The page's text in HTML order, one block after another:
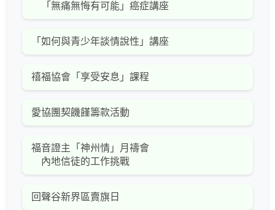
「無痛無悔有可能」癌症講座
「如何與青少年談情說性」講座
禧福協會「享受安息」課程
愛協團契饑饉籌款活動
福音證主「神州情」月禱會
內地信徒的工作挑戰
回聲谷新界區賣旗日